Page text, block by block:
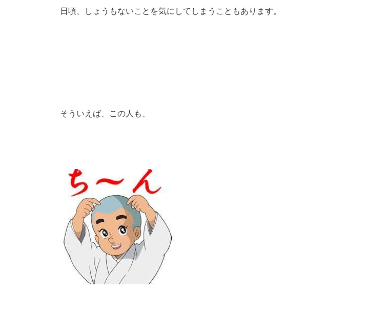
日頃、しょうもないことを気にしてしまうこともあります。
そういえば、この人も、